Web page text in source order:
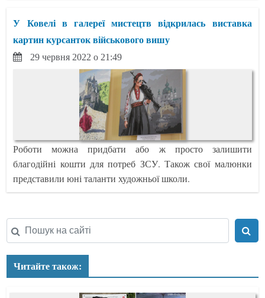
У Ковелі в галереї мистецтв відкрилась виставка
картин курсанток військового вишу
29 червня 2022 о 21:49
Роботи можна придбати або ж просто залишити
благодійні кошти для потреб ЗСУ. Також свої малюнки
представили юні таланти художньої школи.
Читайте також: